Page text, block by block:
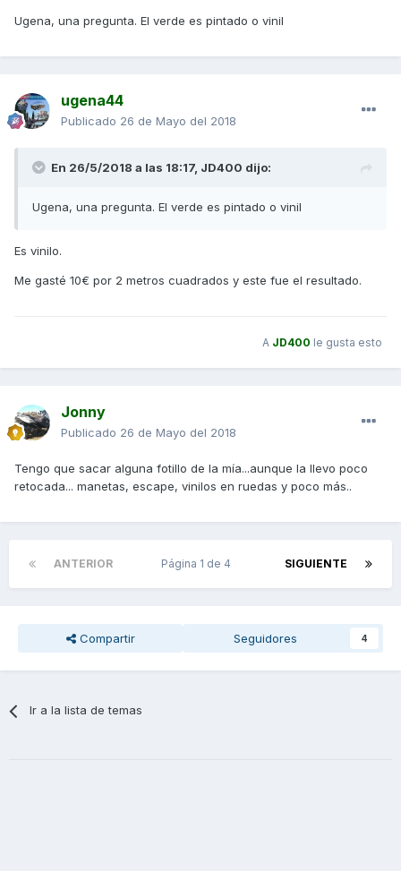
Ugena, una pregunta. El verde es pintado o vinil
ugena44
Publicado 26 de Mayo del 2018
En 26/5/2018 a las 18:17, JD400 dijo:
Ugena, una pregunta. El verde es pintado o vinil
Es vinilo.
Me gasté 10€ por 2 metros cuadrados y este fue el resultado.
A JD400 le gusta esto
Jonny
Publicado 26 de Mayo del 2018
Tengo que sacar alguna fotillo de la mía...aunque la llevo poco
retocada... manetas, escape, vinilos en ruedas y poco más..
ANTERIOR SIGUIENTE
Página 1 de 4
Compartir Seguidores 4
Ir a la lista de temas